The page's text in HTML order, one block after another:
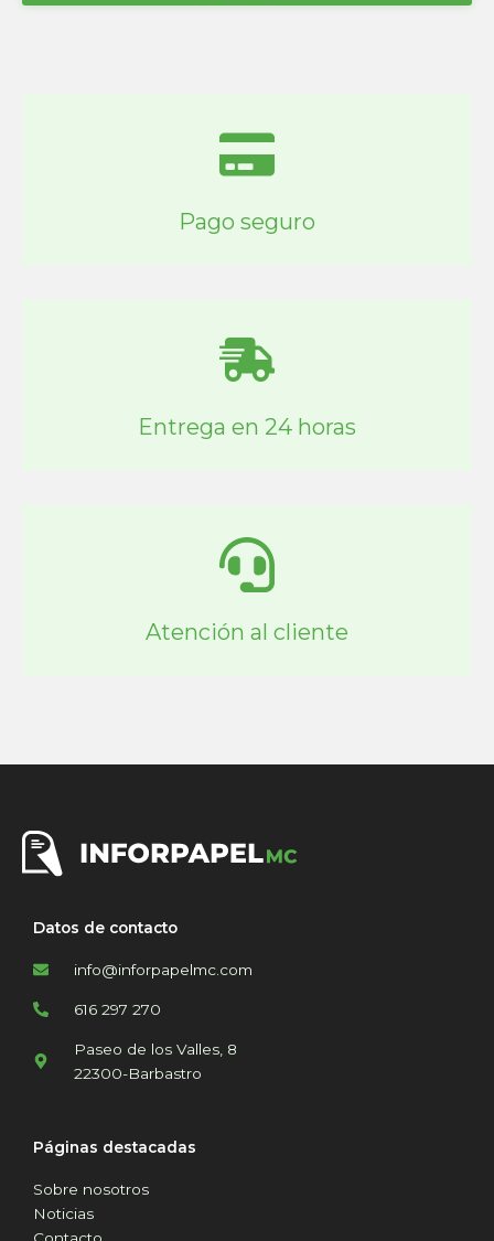
Pago seguro
Entrega en 24 horas
Atención al cliente
Datos de contacto
info@inforpapelmc.com
616 297 270
Paseo de los Valles, 8
22300-Barbastro
Páginas destacadas
Sobre nosotros
Noticias
Contacto